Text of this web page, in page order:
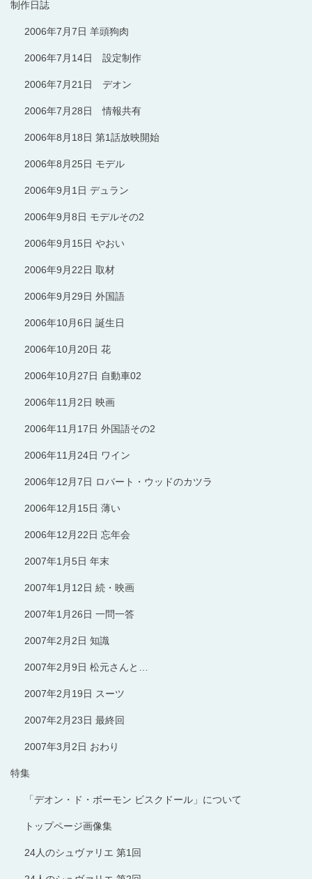
制作日誌
2006年7月7日 羊頭狗肉
2006年7月14日 設定制作
2006年7月21日 デオン
2006年7月28日 情報共有
2006年8月18日 第1話放映開始
2006年8月25日 モデル
2006年9月1日 デュラン
2006年9月8日 モデルその2
2006年9月15日 やおい
2006年9月22日 取材
2006年9月29日 外国語
2006年10月6日 誕生日
2006年10月20日 花
2006年10月27日 自動車02
2006年11月2日 映画
2006年11月17日 外国語その2
2006年11月24日 ワイン
2006年12月7日 ロバート・ウッドのカツラ
2006年12月15日 薄い
2006年12月22日 忘年会
2007年1月5日 年末
2007年1月12日 続・映画
2007年1月26日 一問一答
2007年2月2日 知識
2007年2月9日 松元さんと…
2007年2月19日 スーツ
2007年2月23日 最終回
2007年3月2日 おわり
特集
「デオン・ド・ボーモン ビスクドール」について
トップページ画像集
24人のシュヴァリエ 第1回